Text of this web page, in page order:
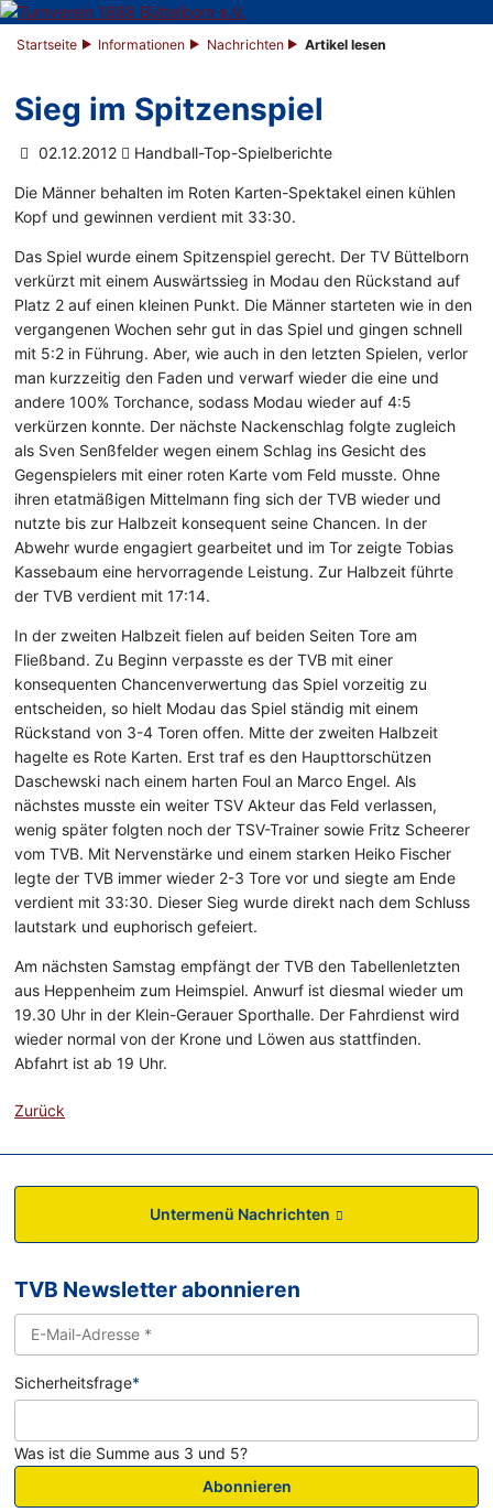
Startseite Informationen Nachrichten Artikel lesen
Sieg im Spitzenspiel
02.12.2012 Handball-Top-Spielberichte
Die Männer behalten im Roten Karten-Spektakel einen kühlen
Kopf und gewinnen verdient mit 33:30.
Das Spiel wurde einem Spitzenspiel gerecht. Der TV Büttelborn
verkürzt mit einem Auswärtssieg in Modau den Rückstand auf
Platz 2 auf einen kleinen Punkt. Die Männer starteten wie in den
vergangenen Wochen sehr gut in das Spiel und gingen schnell
mit 5:2 in Führung. Aber, wie auch in den letzten Spielen, verlor
man kurzzeitig den Faden und verwarf wieder die eine und
andere 100% Torchance, sodass Modau wieder auf 4:5
verkürzen konnte. Der nächste Nackenschlag folgte zugleich
als Sven Senßfelder wegen einem Schlag ins Gesicht des
Gegenspielers mit einer roten Karte vom Feld musste. Ohne
ihren etatmäßigen Mittelmann fing sich der TVB wieder und
nutzte bis zur Halbzeit konsequent seine Chancen. In der
Abwehr wurde engagiert gearbeitet und im Tor zeigte Tobias
Kassebaum eine hervorragende Leistung. Zur Halbzeit führte
der TVB verdient mit 17:14.
In der zweiten Halbzeit fielen auf beiden Seiten Tore am
Fließband. Zu Beginn verpasste es der TVB mit einer
konsequenten Chancenverwertung das Spiel vorzeitig zu
entscheiden, so hielt Modau das Spiel ständig mit einem
Rückstand von 3-4 Toren offen. Mitte der zweiten Halbzeit
hagelte es Rote Karten. Erst traf es den Haupttorschützen
Daschewski nach einem harten Foul an Marco Engel. Als
nächstes musste ein weiter TSV Akteur das Feld verlassen,
wenig später folgten noch der TSV-Trainer sowie Fritz Scheerer
vom TVB. Mit Nervenstärke und einem starken Heiko Fischer
legte der TVB immer wieder 2-3 Tore vor und siegte am Ende
verdient mit 33:30. Dieser Sieg wurde direkt nach dem Schluss
lautstark und euphorisch gefeiert.
Am nächsten Samstag empfängt der TVB den Tabellenletzten
aus Heppenheim zum Heimspiel. Anwurf ist diesmal wieder um
19.30 Uhr in der Klein-Gerauer Sporthalle. Der Fahrdienst wird
wieder normal von der Krone und Löwen aus stattfinden.
Abfahrt ist ab 19 Uhr.
Zurück
Untermenü Nachrichten
TVB Newsletter abonnieren
Sicherheitsfrage*
Was ist die Summe aus 3 und 5?
Abonnieren